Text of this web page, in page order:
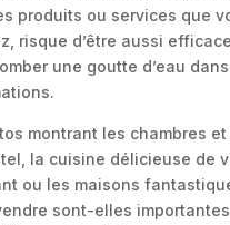
produits ou services que
risque d’être aussi
une goutte d’eau
montrant les chambres
la cuisine délicieuse de
ou les maisons
sont-elles